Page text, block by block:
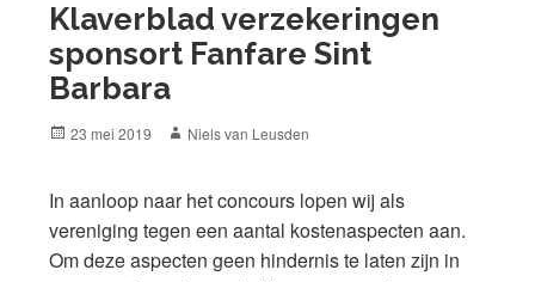
Klaverblad verzekeringen
sponsort Fanfare Sint
Barbara
Posted
23 mei 2019 Author
Niels van Leusden
In aanloop naar het concours lopen wij als
vereniging tegen een aantal kostenaspecten aan.
Om deze aspecten geen hindernis te laten zijn in